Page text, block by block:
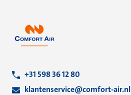
+31 598 36 12 80
klantenservice@comfort-air.nl